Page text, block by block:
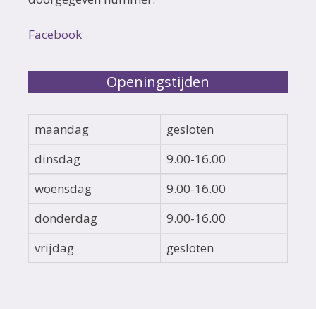
Facebook
Openingstijden
maandag
gesloten
dinsdag
9.00-16.00
woensdag
9.00-16.00
donderdag
9.00-16.00
vrijdag
gesloten